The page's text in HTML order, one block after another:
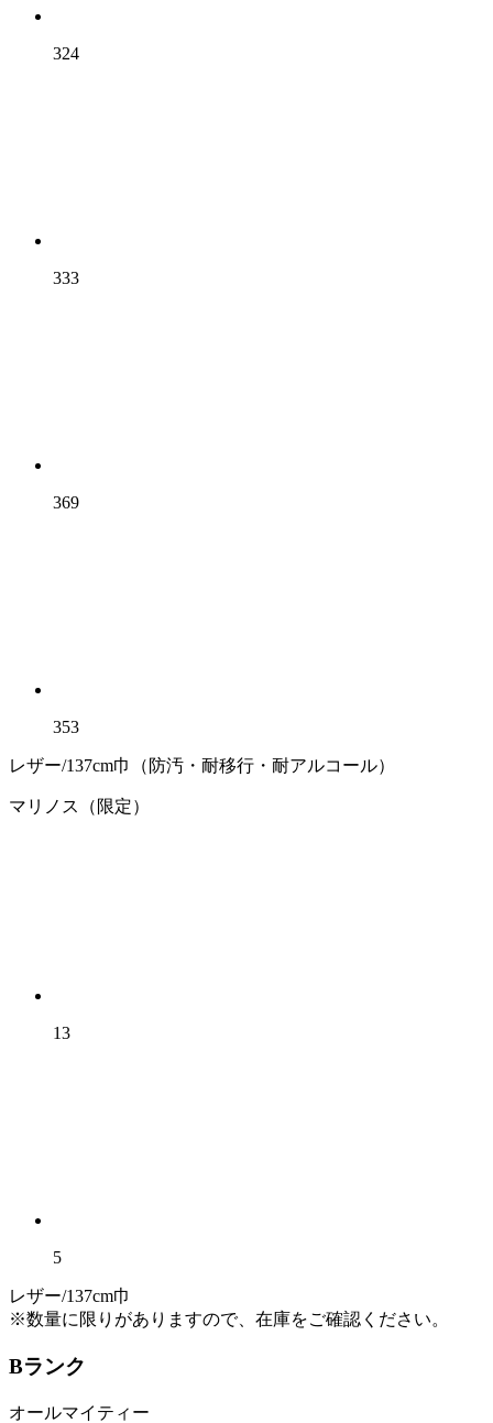
324
333
369
353
レザー/137cm巾（防汚・耐移行・耐アルコール）
マリノス（限定）
13
5
レザー/137cm巾
※数量に限りがありますので、在庫をご確認ください。
Bランク
オールマイティー